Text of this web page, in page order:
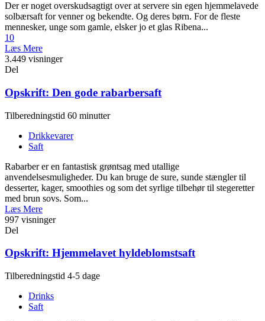
Der er noget overskudsagtigt over at servere sin egen hjemmelavede
solbærsaft for venner og bekendte. Og deres børn. For de fleste
mennesker, unge som gamle, elsker jo et glas Ribena...
10
Læs Mere
3.449 visninger
Del
Opskrift: Den gode rabarbersaft
Tilberedningstid 60 minutter
Drikkevarer
Saft
Rabarber er en fantastisk grøntsag med utallige
anvendelsesmuligheder. Du kan bruge de sure, sunde stængler til
desserter, kager, smoothies og som det syrlige tilbehør til stegeretter
med brun sovs. Som...
Læs Mere
997 visninger
Del
Opskrift: Hjemmelavet hyldeblomstsaft
Tilberedningstid 4-5 dage
Drinks
Saft